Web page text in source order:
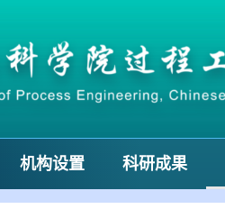
机构设置 科研成果